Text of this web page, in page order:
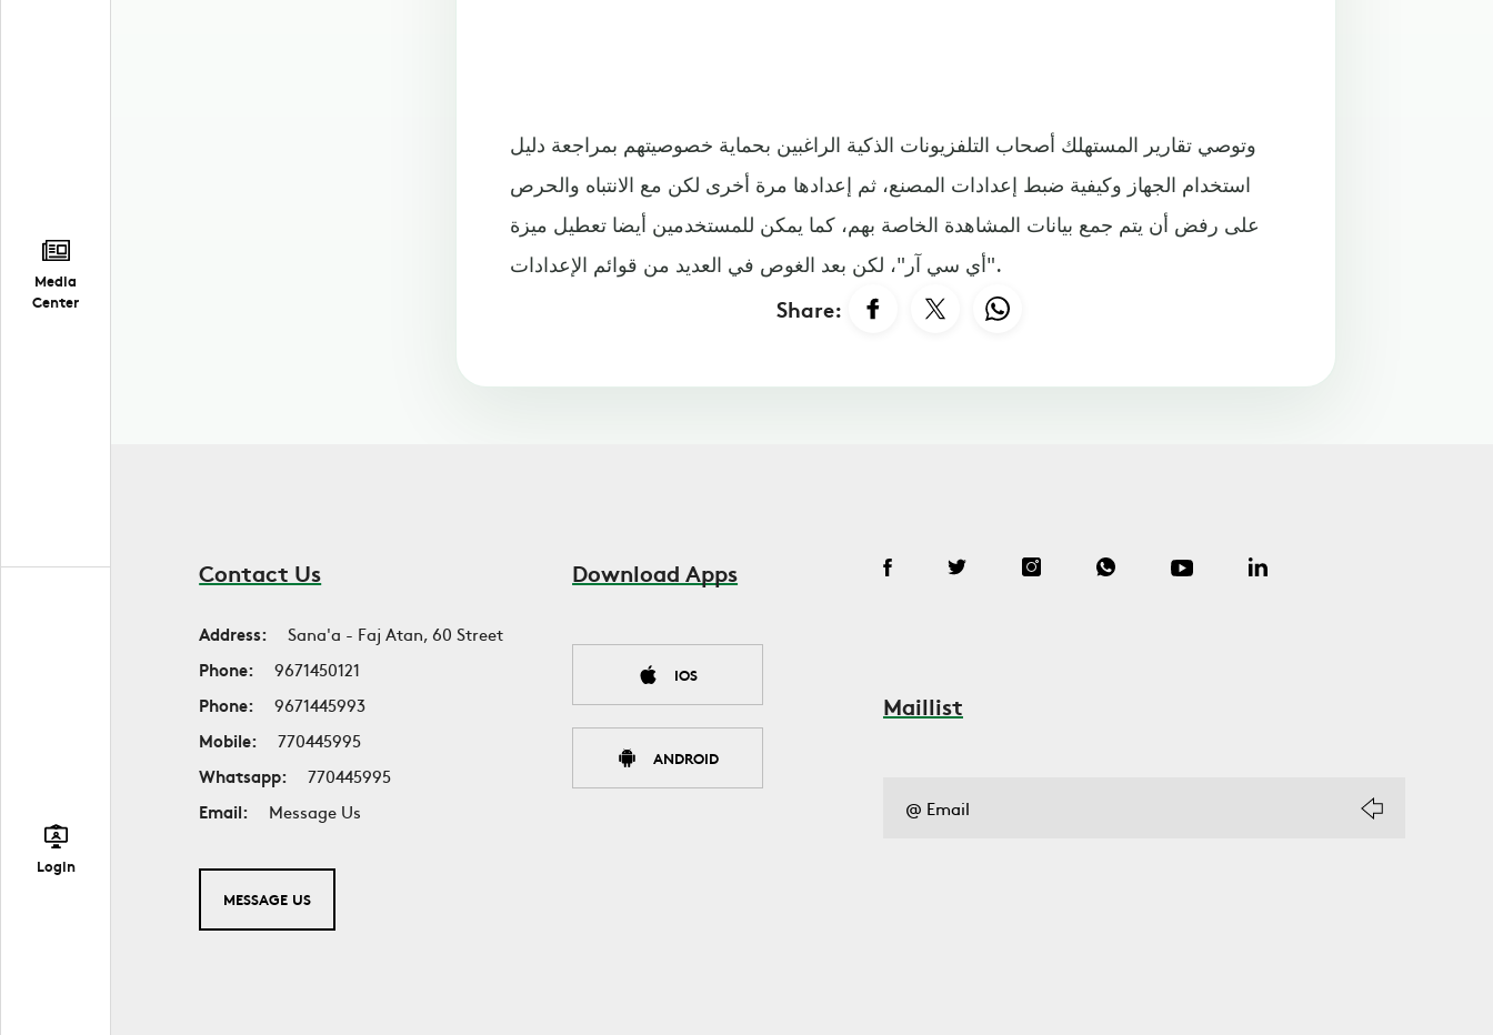
Media
Center
Login
وتوصي تقارير المستهلك أصحاب التلفزيونات الذكية الراغبين بحماية خصوصيتهم بمراجعة دليل
استخدام الجهاز وكيفية ضبط إعدادات المصنع، ثم إعدادها مرة أخرى لكن مع الانتباه والحرص
على رفض أن يتم جمع بيانات المشاهدة الخاصة بهم، كما يمكن للمستخدمين أيضا تعطيل ميزة
"أي سي آر"، لكن بعد الغوص في العديد من قوائم الإعدادات.
Share:
Contact Us
Address:
Sana'a - Faj Atan, 60 Street
Phone:
9671450121
Phone:
9671445993
Mobile:
770445995
Whatsapp:
770445995
Email:
Message Us
MESSAGE US
Download Apps
IOS
ANDROID
Maillist